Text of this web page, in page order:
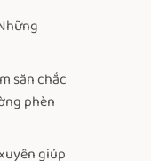
săn chắc
phèn
giúp